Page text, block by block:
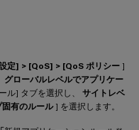
定] > [QoS] > [QoS ポリシー ]
グローバルレベルでアプリケー
ル] タブを選択し、 サイトレベ
有のルール] を選択します。